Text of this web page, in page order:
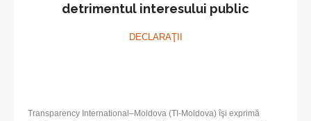
detrimentul interesului public
DECLARAŢII
Transparency International–Moldova (TI-Moldova) îşi exprimă